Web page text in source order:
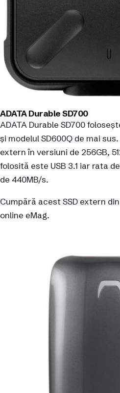
ADATA Durable SD700
ADATA Durable SD700
și modelul SD600Q de mai
extern în versiuni de 256GB,
folosită este USB 3.1 iar rata
de 440MB/s.
Cumpără acest SSD extern
online eMag.